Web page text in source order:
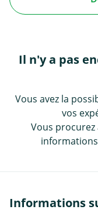
Il n'y a pas
Vous avez la
vos
Vous
Informations